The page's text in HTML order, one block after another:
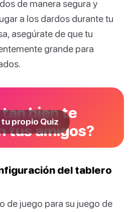
de manera segura y
a los dardos durante tu
asegúrate de que tu
grande para
tan bien te
tus amigos?
tu propio Quiz
del tablero
de juego para su juego de